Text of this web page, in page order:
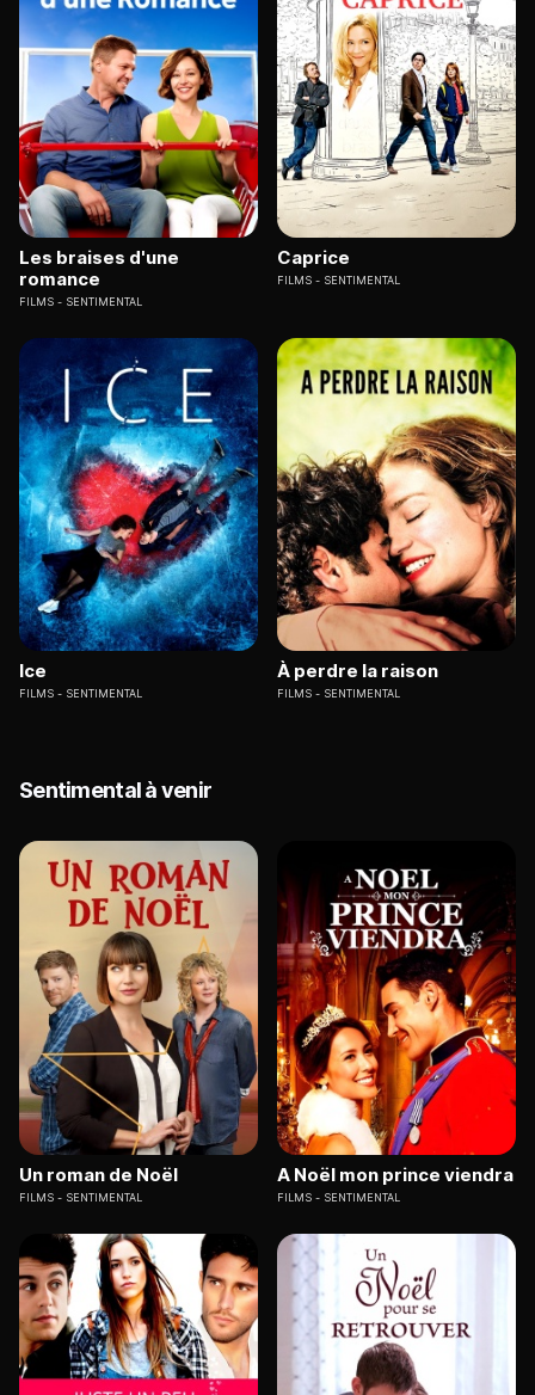
Les braises d'une
romance
FILMS SENTIMENTAL
Caprice
FILMS SENTIMENTAL
Ice
FILMS SENTIMENTAL
À perdre la raison
FILMS SENTIMENTAL
Sentimental à venir
Un roman de Noël
FILMS SENTIMENTAL
A Noël mon prince viendra
FILMS SENTIMENTAL